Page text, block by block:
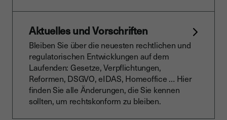
Aktuelles und Vorschriften
Bleiben Sie über die neuesten rechtlichen und
regulatorischen Entwicklungen auf dem
Laufenden: Gesetze, Verpflichtungen,
Reformen, DSGVO, eIDAS, Homeoffice … Hier
finden Sie alle Änderungen, die Sie kennen
sollten, um rechtskonform zu bleiben.